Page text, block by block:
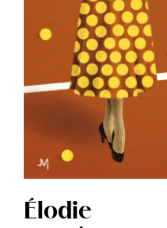
Élodie